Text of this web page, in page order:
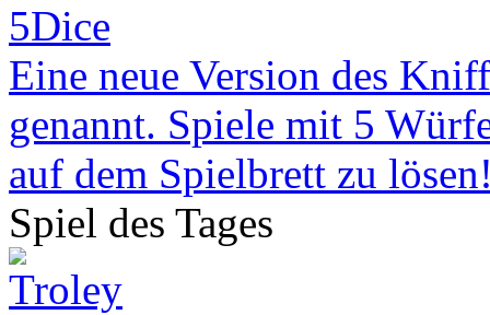
5Dice
Eine neue Version des
genannt. Spiele mit 5
auf dem Spielbrett zu
Spiel des Tages